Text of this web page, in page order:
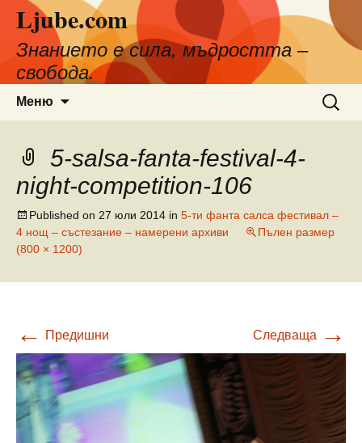
съдържанието
Ljube.com
Знанието е сила, мъдростта –
свобода.
Меню
за:
5-salsa-fanta-festival-4-
night-competition-106
Published on 27 юли 2014 in 5-ти фанта салса фестивал –
4 нощ – състезание – намерени архиви
Пълен размер
(800 × 1200)
← Предишни Следваща →